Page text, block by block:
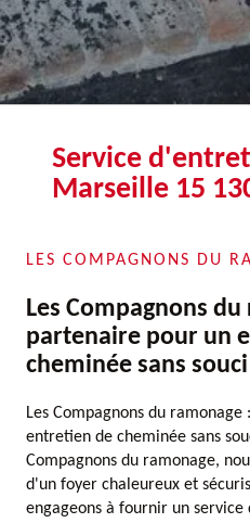
Service
Marseille 15
LES COMPAGNONS DU
Les Compagnons
partenaire pour un
cheminée sans
Les Compagnons du
entretien de cheminée sans
Compagnons du ramonage,
d'un foyer chaleureux et
engageons à fournir un